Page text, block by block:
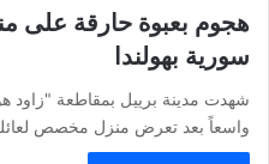
هجوم بعبوة حارقة على
سورية بهولندا
شهدت مدينة برييل بمقاطعة "زاود
واسعاً بعد تعرض منزل مخصص